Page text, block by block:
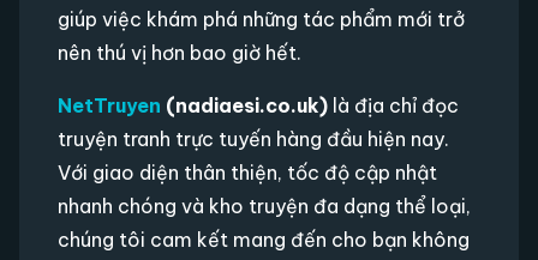
giúp việc khám phá những tác phẩm mới trở
nên thú vị hơn bao giờ hết.
NetTruyen (nadiaesi.co.uk) là địa chỉ đọc
truyện tranh trực tuyến hàng đầu hiện nay.
Với giao diện thân thiện, tốc độ cập nhật
nhanh chóng và kho truyện đa dạng thể loại,
chúng tôi cam kết mang đến cho bạn không